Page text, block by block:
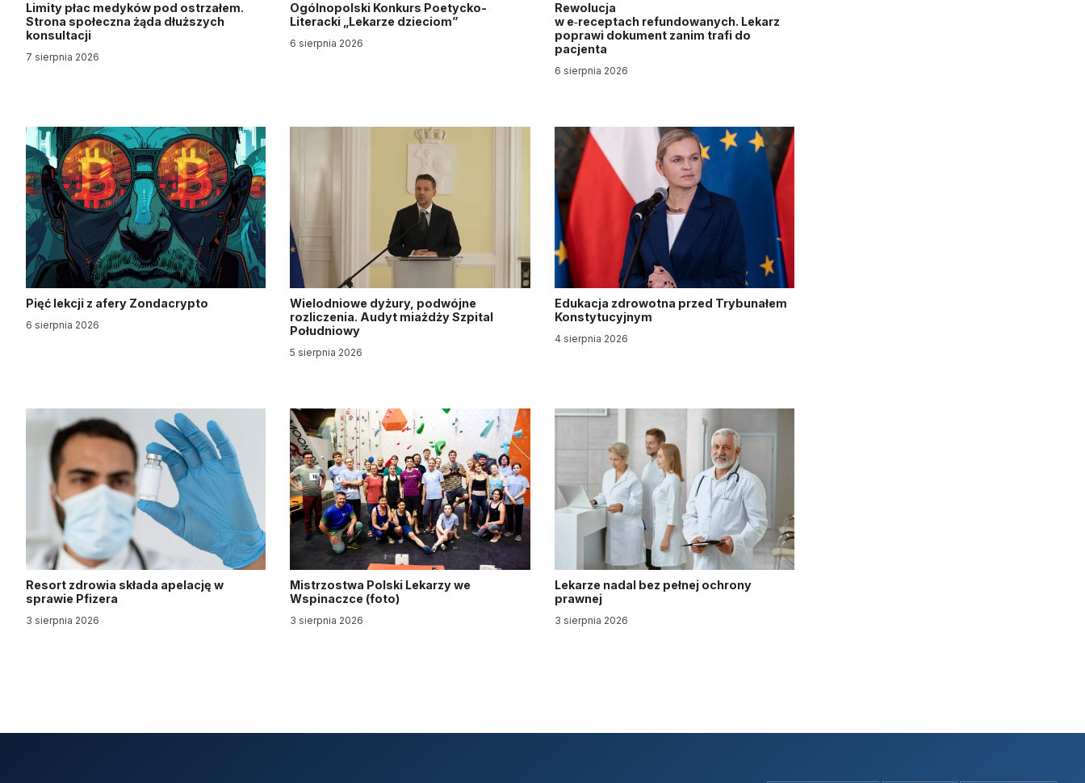
Limity płac medyków pod ostrzałem.
Strona społeczna żąda dłuższych
konsultacji
7 sierpnia 2026
Ogólnopolski Konkurs Poetycko-
Literacki „Lekarze dzieciom”
6 sierpnia 2026
Rewolucja
w e‑receptach refundowanych. Lekarz
poprawi dokument zanim trafi do
pacjenta
6 sierpnia 2026
Pięć lekcji z afery Zondacrypto
6 sierpnia 2026
Wielodniowe dyżury, podwójne
rozliczenia. Audyt miażdży Szpital
Południowy
5 sierpnia 2026
Edukacja zdrowotna przed Trybunałem
Konstytucyjnym
4 sierpnia 2026
Resort zdrowia składa apelację w
sprawie Pfizera
3 sierpnia 2026
Mistrzostwa Polski Lekarzy we
Wspinaczce (foto)
3 sierpnia 2026
Lekarze nadal bez pełnej ochrony
prawnej
3 sierpnia 2026